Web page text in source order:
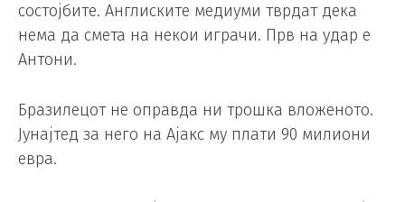
состојбите. Англиските медиуми тврдат дека
нема да смета на некои играчи. Прв на удар е
Антони.
Бразилецот не оправда ни трошка вложеното.
Јунајтед за него на Ајакс му плати 90 милиони
евра.